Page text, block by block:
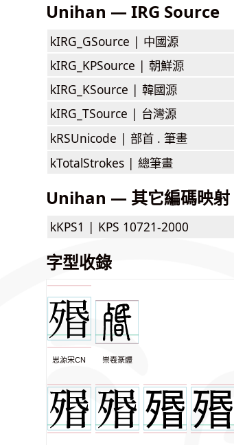
Unihan — IRG Source
kIRG_GSource | 中國源
kIRG_KPSource | 朝鮮源
kIRG_KSource | 韓國源
kIRG_TSource | 台灣源
kRSUnicode | 部首 . 筆畫
kTotalStrokes | 總筆畫
Unihan — 其它編碼映射
kKPS1 | KPS 10721-2000
字型收錄
思源宋CN 崇羲篆體